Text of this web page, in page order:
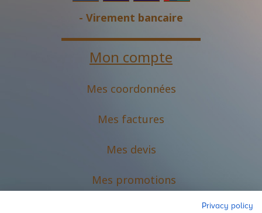
- Virement bancaire
Mon compte
Mes coordonnées
Mes factures
Mes devis
Mes promotions
Privacy policy